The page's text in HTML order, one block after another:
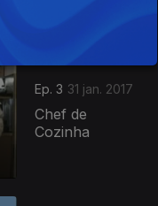
Ep. 3 31 jan. 2017
Chef de
Cozinha